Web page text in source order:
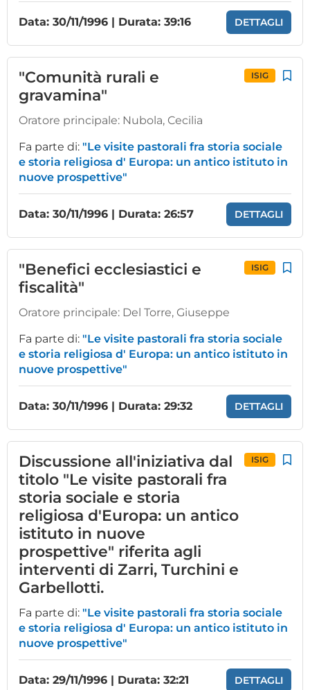
Data: 30/11/1996 | Durata: 39:16 DETTAGLI
"Comunità rurali e
gravamina"
ISIG
Oratore principale: Nubola, Cecilia
Fa parte di: "Le visite pastorali fra storia sociale
e storia religiosa d' Europa: un antico istituto in
nuove prospettive"
Data: 30/11/1996 | Durata: 26:57 DETTAGLI
"Benefici ecclesiastici e
fiscalità"
ISIG
Oratore principale: Del Torre, Giuseppe
Fa parte di: "Le visite pastorali fra storia sociale
e storia religiosa d' Europa: un antico istituto in
nuove prospettive"
Data: 30/11/1996 | Durata: 29:32 DETTAGLI
Discussione all'iniziativa dal
titolo "Le visite pastorali fra
storia sociale e storia
religiosa d'Europa: un antico
istituto in nuove
prospettive" riferita agli
interventi di Zarri, Turchini e
Garbellotti.
ISIG
Fa parte di: "Le visite pastorali fra storia sociale
e storia religiosa d' Europa: un antico istituto in
nuove prospettive"
Data: 29/11/1996 | Durata: 32:21 DETTAGLI